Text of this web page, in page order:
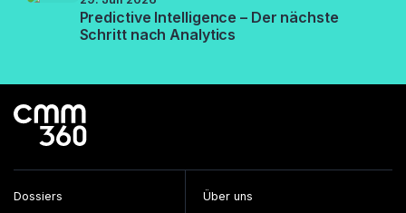
Predictive Intelligence – Der nächste
Schritt nach Analytics
Dossiers
Über uns